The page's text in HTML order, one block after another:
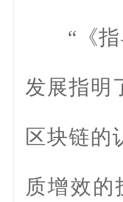
“《指
发展指明
区块链的
质增效的